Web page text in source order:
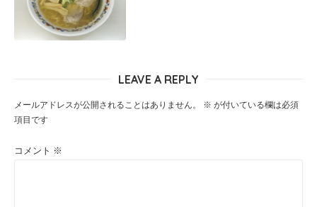
LEAVE A REPLY
メールアドレスが公開されることはありません。 ※ が付いている欄は必須
項目です
コメント ※